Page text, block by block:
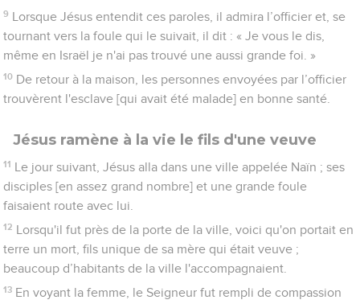
9 Lorsque Jésus entendit ces paroles, il admira l’officier et, se
tournant vers la foule qui le suivait, il dit : « Je vous le dis,
même en Israël je n'ai pas trouvé une aussi grande foi. »
10 De retour à la maison, les personnes envoyées par l’officier
trouvèrent l'esclave [qui avait été malade] en bonne santé.
Jésus ramène à la vie le fils d'une veuve
11 Le jour suivant, Jésus alla dans une ville appelée Naïn ; ses
disciples [en assez grand nombre] et une grande foule
faisaient route avec lui.
12 Lorsqu'il fut près de la porte de la ville, voici qu'on portait en
terre un mort, fils unique de sa mère qui était veuve ;
beaucoup d’habitants de la ville l'accompagnaient.
13 En voyant la femme, le Seigneur fut rempli de compassion